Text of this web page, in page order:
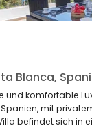
Blanca,
und komfortable
mit
befindet sich in